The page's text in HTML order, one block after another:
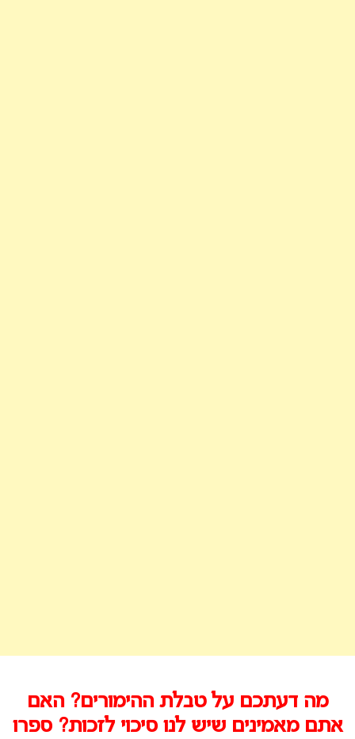
מה דעתכם על טבלת ההימורים? האם
אתם מאמינים שיש לנו סיכוי לזכות? ספרו